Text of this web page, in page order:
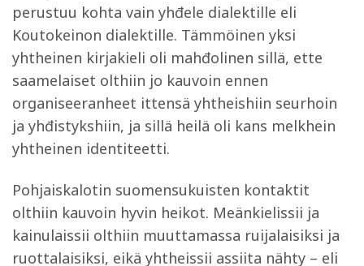
perustuu kohta vain yhđele dialektille eli
Koutokeinon dialektille. Tämmöinen yksi
yhtheinen kirjakieli oli mahđolinen sillä, ette
saamelaiset olthiin jo kauvoin ennen
organiseeranheet ittensä yhtheishiin seurhoin
ja yhđistykshiin, ja sillä heilä oli kans melkhein
yhtheinen identiteetti.
Pohjaiskalotin suomensukuisten kontaktit
olthiin kauvoin hyvin heikot. Meänkielissii ja
kainulaissii olthiin muuttamassa ruijalaisiksi ja
ruottalaisiksi, eikä yhtheissii assiita nähty – eli